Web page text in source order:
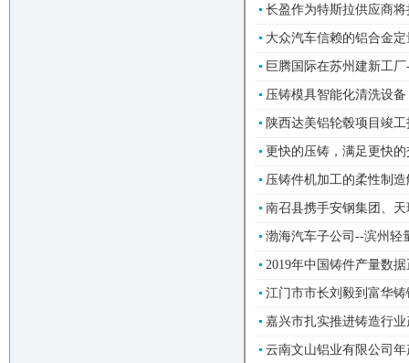
长盈作为特斯拉供应商
大众汽车信赖的铝合金
巨腾国际在苏州建新工
压铸模具智能化清洗设
陕西达美铝轮毂项目竣
更快的压铸，满足更快
压铸件机加工的柔性制
南召县携手安钢集团、
渤海汽车子公司--滨州轻
2019年中国铸件产量数
江门市市长刘毅到富华
嘉兴市扎实推进铸造行
云南文山铝业有限公司